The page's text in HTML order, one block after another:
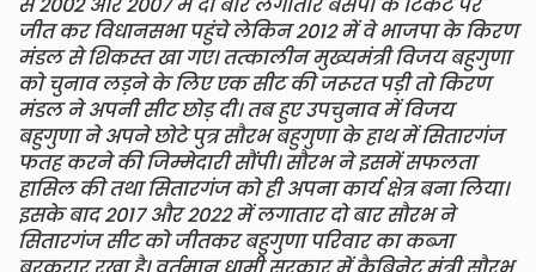
जीत कर विधानसभा पहुंचे लेकिन 2012 में वे भाजपा के किरण
मंडल से शिकस्त खा गए। तत्कालीन मुख्यमंत्री विजय बहुगुणा
को चुनाव लड़ने के लिए एक सीट की जरूरत पड़ी तो किरण
मंडल ने अपनी सीट छोड़ दी। तब हुए उपचुनाव में विजय
बहुगुणा ने अपने छोटे पुत्र सौरभ बहुगुणा के हाथ में सितारगंज
फतह करने की जिम्मेदारी सौंपी। सौरभ ने इसमें सफलता
हासिल की तथा सितारगंज को ही अपना कार्य क्षेत्र बना लिया।
इसके बाद 2017 और 2022 में लगातार दो बार सौरभ ने
सितारगंज सीट को जीतकर बहुगुणा परिवार का कब्जा